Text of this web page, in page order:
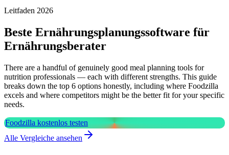
Leitfaden 2026
Beste Ernährungsplanungssoftware für
Ernährungsberater
There are a handful of genuinely good meal planning tools for
nutrition professionals — each with different strengths. This guide
breaks down the top 6 options honestly, including where Foodzilla
excels and where competitors might be the better fit for your specific
needs.
Foodzilla kostenlos testen
Alle Vergleiche ansehen